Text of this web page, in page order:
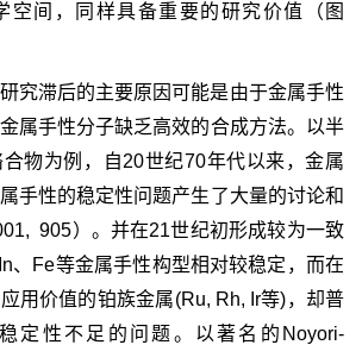
空间，同样具备重要的研究价值（图
究滞后的主要原因可能是由于金属手性
属手性分子缺乏高效的合成方法。以半
物为例，自20世纪70年代以来，金属
手性的稳定性问题产生了大量的讨论和
905）。并在21世纪初形成较为一致
、Fe等金属手性构型相对较稳定，而在
用价值的铂族金属(Ru, Rh, Ir等)，却普
定性不足的问题。以著名的Noyori-